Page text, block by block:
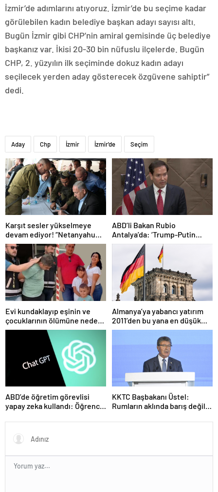
İzmir’de adımlarını atıyoruz. İzmir’de bu seçime kadar
görülebilen kadın belediye başkan adayı sayısı altı.
Bugün İzmir gibi CHP’nin amiral gemisinde üç belediye
başkanız var. İkisi 20-30 bin nüfuslu ilçelerde. Bugün
CHP, 2. yüzyılın ilk seçiminde dokuz kadın adayı
seçilecek yerden aday gösterecek özgüvene sahiptir”
dedi.
Aday Chp İzmir İzmir'de Seçim
Karşıt sesler yükselmeye
devam ediyor! “Netanyahu
geleceğimizi Gazze’nin
kumlarına gömüyor”
ABD’li Bakan Rubio
Antalya’da: ‘Trump-Putin
görüşmedikçe başaramayız’
Evi kundaklayıp eşinin ve
çocuklarının ölümüne neden
olmuştu! Yeni görüntüler
Almanya’ya yabancı yatırım
2011’den bu yana en düşük
seviyede
ABD’de öğretim görevlisi
yapay zeka kullandı: Öğrenci
KKTC Başbakanı Üstel:
Rumların aklında barış değil